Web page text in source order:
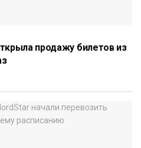
продажу билетов из